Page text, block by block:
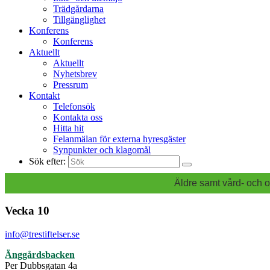
Trädgårdarna
Tillgänglighet
Konferens
Konferens
Aktuellt
Aktuellt
Nyhetsbrev
Pressrum
Kontakt
Telefonsök
Kontakta oss
Hitta hit
Felanmälan för externa hyresgäster
Synpunkter och klagomål
Sök efter:
Äldre samt vård- och
Vecka 10
info@trestiftelser.se
Änggårdsbacken
Per Dubbsgatan 4a